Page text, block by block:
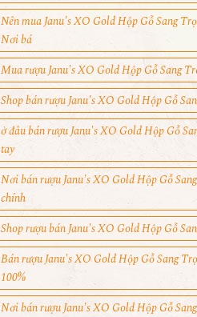
Nên mua Janu's XO Gold Hộp Gỗ Sang
Nơi bá
Mua rượu Janu's XO Gold Hộp Gỗ Sang
Shop bán rượu Janu's XO Gold Hộp Gỗ
ở đâu bán rượu Janu's XO Gold Hộp Gỗ
tay
Nơi bán rượu Janu's XO Gold Hộp Gỗ
chính
Shop rượu bán Janu's XO Gold Hộp Gỗ
Bán rượu Janu's XO Gold Hộp Gỗ Sang
100%
Nơi bán rượu Janu's XO Gold Hộp Gỗ